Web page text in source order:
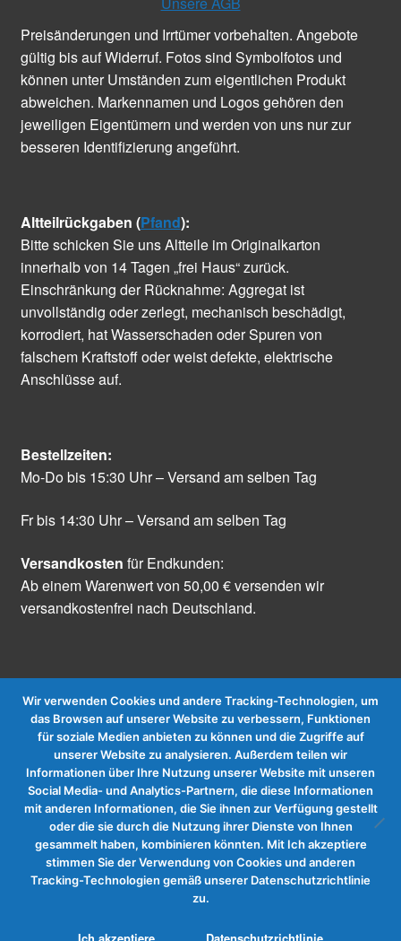
Preisänderungen und Irrtümer vorbehalten. Angebote
gültig bis auf Widerruf. Fotos sind Symbolfotos und
können unter Umständen zum eigentlichen Produkt
abweichen. Markennamen und Logos gehören den
jeweiligen Eigentümern und werden von uns nur zur
besseren Identifizierung angeführt.
Altteilrückgaben (Pfand):
Bitte schicken Sie uns Altteile im Originalkarton
innerhalb von 14 Tagen „frei Haus“ zurück.
Einschränkung der Rücknahme: Aggregat ist
unvollständig oder zerlegt, mechanisch beschädigt,
korrodiert, hat Wasserschaden oder Spuren von
falschem Kraftstoff oder weist defekte, elektrische
Anschlüsse auf.
Bestellzeiten:
Mo-Do bis 15:30 Uhr – Versand am selben Tag
Fr bis 14:30 Uhr – Versand am selben Tag
Versandkosten für Endkunden:
Ab einem Warenwert von 50,00 € versenden wir
versandkostenfrei nach Deutschland.
Vertrag widerrufen
Wir verwenden Cookies und andere Tracking-Technologien, um
das Browsen auf unserer Website zu verbessern, Funktionen
für soziale Medien anbieten zu können und die Zugriffe auf
unserer Website zu analysieren. Außerdem teilen wir
Informationen über Ihre Nutzung unserer Website mit unseren
Social Media- und Analytics-Partnern, die diese Informationen
mit anderen Informationen, die Sie ihnen zur Verfügung gestellt
oder die sie durch die Nutzung ihrer Dienste von Ihnen
gesammelt haben, kombinieren könnten. Mit Ich akzeptiere
stimmen Sie der Verwendung von Cookies und anderen
Tracking-Technologien gemäß unserer Datenschutzrichtlinie
zu.